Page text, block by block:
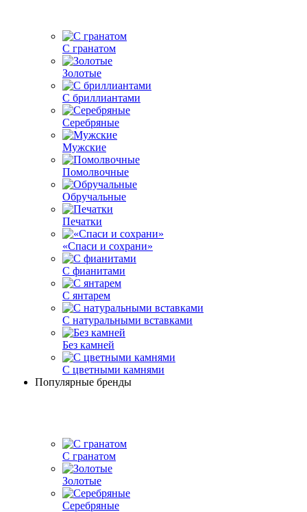
С гранатом
Золотые
С бриллиантами
Серебряные
Мужские
Помолвочные
Обручальные
Печатки
«Спаси и сохрани»
С фианитами
С янтарем
С натуральными вставками
Без камней
С цветными камнями
Популярные бренды
С гранатом
Золотые
Серебряные